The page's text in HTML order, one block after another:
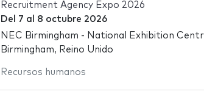
Recruitment Agency Expo 2026
Del 7 al 8 octubre 2026
NEC Birmingham - National Exhibition
Birmingham, Reino Unido
Recursos humanos